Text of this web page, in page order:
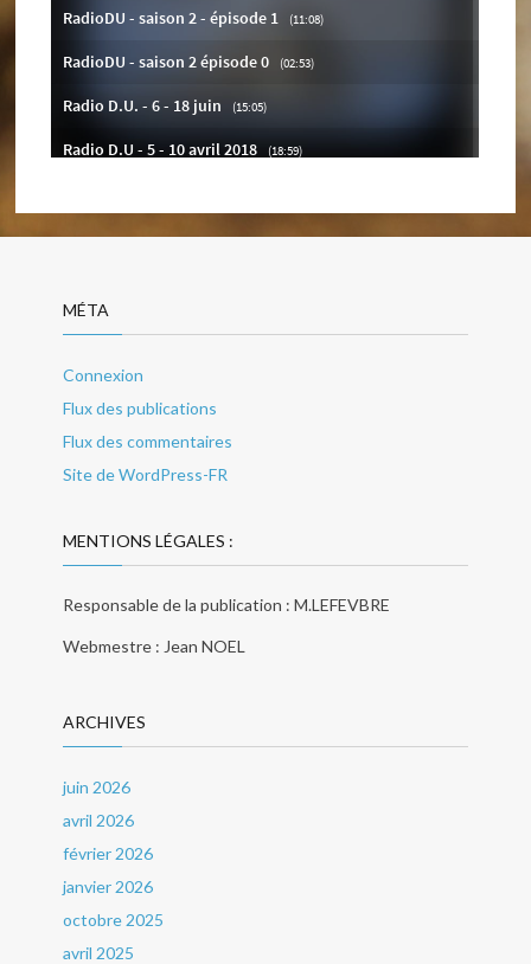
MÉTA
Connexion
Flux des publications
Flux des commentaires
Site de WordPress-FR
MENTIONS LÉGALES :
Responsable de la publication : M.LEFEVBRE
Webmestre : Jean NOEL
ARCHIVES
juin 2026
avril 2026
février 2026
janvier 2026
octobre 2025
avril 2025